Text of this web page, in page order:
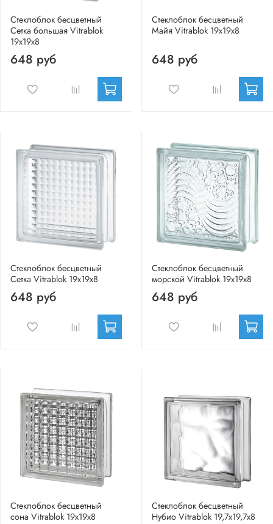
Стеклоблок бесцветный
Сетка большая Vitrablok
19х19х8
648 руб
Стеклоблок бесцветный
Майя Vitrablok 19х19х8
648 руб
Стеклоблок бесцветный
Сетка Vitrablok 19х19х8
648 руб
Стеклоблок бесцветный
морской Vitrablok 19х19х8
648 руб
Стеклоблок бесцветный
сона Vitrablok 19х19х8
Стеклоблок бесцветный
Нубио Vitrablok 19,7x19,7x8